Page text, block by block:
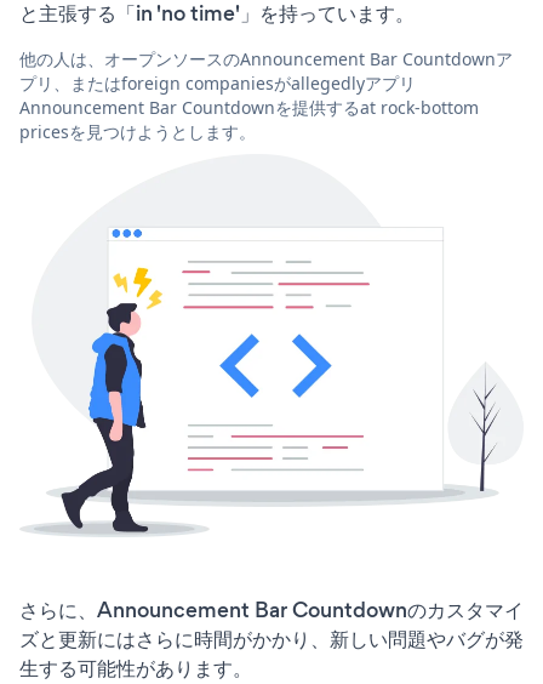
と主張する「in 'no time'」を持っています。
他の人は、オープンソースのAnnouncement Bar Countdownア
プリ、またはforeign companiesがallegedlyアプリ
Announcement Bar Countdownを提供するat rock-bottom
pricesを見つけようとします。
さらに、Announcement Bar Countdownのカスタマイ
ズと更新にはさらに時間がかかり、新しい問題やバグが発
生する可能性があります。